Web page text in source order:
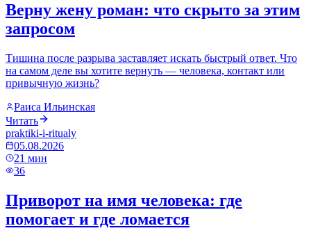
Верну жену роман: что скрыто за этим
запросом
Тишина после разрыва заставляет искать быстрый ответ. Что
на самом деле вы хотите вернуть — человека, контакт или
привычную жизнь?
Раиса Ильинская
Читать
praktiki-i-ritualy
05.08.2026
21 мин
36
Приворот на имя человека: где
помогает и где ломается